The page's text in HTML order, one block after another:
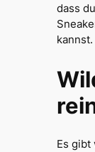
dass
kannst.
Es gibt